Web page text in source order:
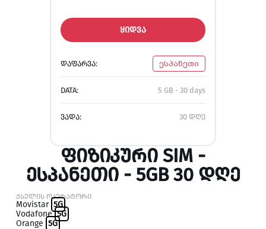
ᲧᲘᲓᲕᲐ
ᲓᲐᲤᲐᲠᲕᲐ: ესპანეთი
DATA: 5 GB - 30 days
ᲕᲐᲓᲐ: 30 დღე
ᲤᲘᲖᲘᲙᲣᲠᲘ SIM -
ᲔᲡᲞᲐᲜᲔᲗᲘ - 5GB 30 ᲓᲦᲔ
ქსელის ოპერატორი
Movistar 5G
Vodafone 5G
Orange 5G